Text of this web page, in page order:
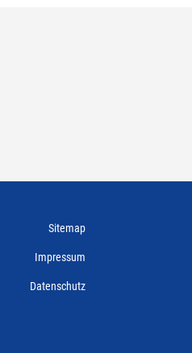
Sitemap
Impressum
Datenschutz